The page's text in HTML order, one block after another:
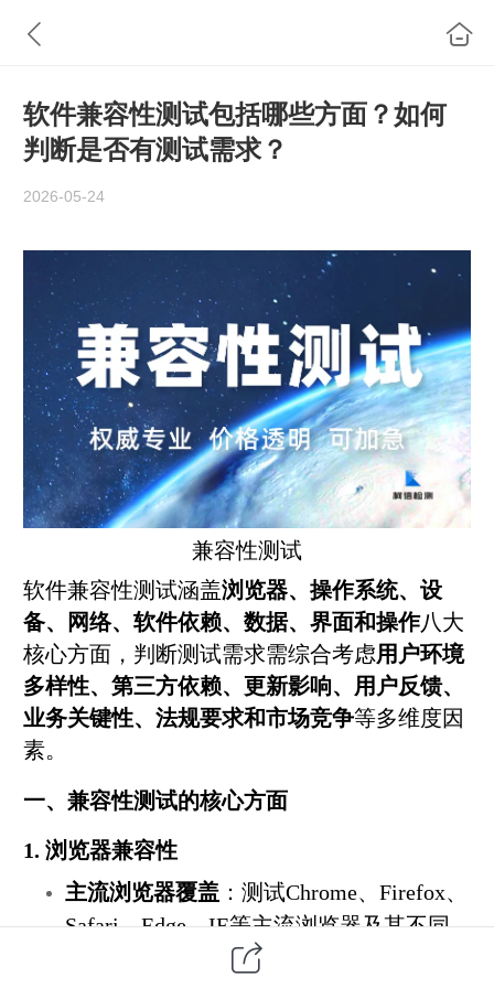
软件兼容性测试包括哪些方面？如何
判断是否有测试需求？
2026-05-24
兼容性测试
软件兼容性测试涵盖浏览器、操作系统、设
备、网络、软件依赖、数据、界面和操作八大
核心方面，判断测试需求需综合考虑用户环境
多样性、 第三方依赖、更新影响、用户反馈、
业务关键性、法规要求和市场竞争等多维度因
素。
一、兼容性测试的核心方面
1. 浏览器兼容性
主流浏览器覆盖：测试Chrome、Firefox、
Safari、Edge、IE等主流浏览器及其不同